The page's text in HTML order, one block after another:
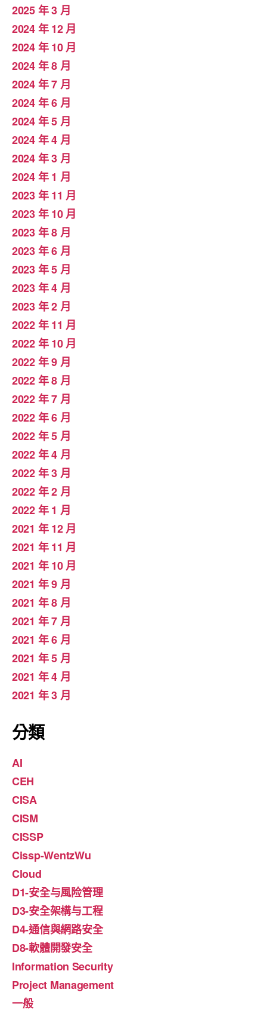
2025 年 3 月
2024 年 12 月
2024 年 10 月
2024 年 8 月
2024 年 7 月
2024 年 6 月
2024 年 5 月
2024 年 4 月
2024 年 3 月
2024 年 1 月
2023 年 11 月
2023 年 10 月
2023 年 8 月
2023 年 6 月
2023 年 5 月
2023 年 4 月
2023 年 2 月
2022 年 11 月
2022 年 10 月
2022 年 9 月
2022 年 8 月
2022 年 7 月
2022 年 6 月
2022 年 5 月
2022 年 4 月
2022 年 3 月
2022 年 2 月
2022 年 1 月
2021 年 12 月
2021 年 11 月
2021 年 10 月
2021 年 9 月
2021 年 8 月
2021 年 7 月
2021 年 6 月
2021 年 5 月
2021 年 4 月
2021 年 3 月
分類
AI
CEH
CISA
CISM
CISSP
Cissp-WentzWu
Cloud
D1-安全与風险管理
D3-安全架構与工程
D4-通信與網路安全
D8-軟體開發安全
Information Security
Project Management
一般